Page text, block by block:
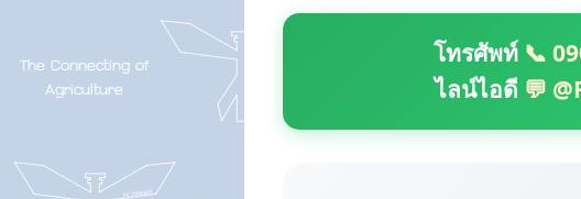
โทรศัพท์ 📞
ไลน์ไอดี 💬